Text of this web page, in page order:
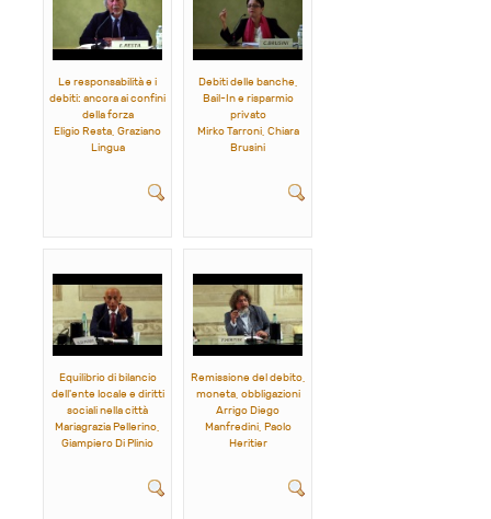
Le responsabilità e i
debiti: ancora ai confini
della forza
Eligio Resta, Graziano
Lingua
Debiti delle banche,
Bail-In e risparmio
privato
Mirko Tarroni, Chiara
Brusini
Equilibrio di bilancio
dell'ente locale e diritti
sociali nella città
Mariagrazia Pellerino,
Giampiero Di Plinio
Remissione del debito,
moneta, obbligazioni
Arrigo Diego
Manfredini, Paolo
Heritier